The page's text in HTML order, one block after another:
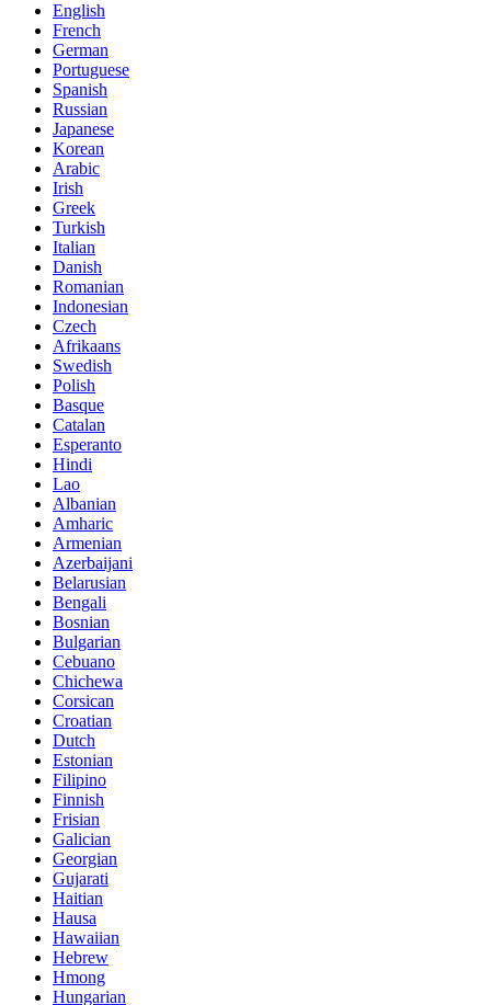
English
French
German
Portuguese
Spanish
Russian
Japanese
Korean
Arabic
Irish
Greek
Turkish
Italian
Danish
Romanian
Indonesian
Czech
Afrikaans
Swedish
Polish
Basque
Catalan
Esperanto
Hindi
Lao
Albanian
Amharic
Armenian
Azerbaijani
Belarusian
Bengali
Bosnian
Bulgarian
Cebuano
Chichewa
Corsican
Croatian
Dutch
Estonian
Filipino
Finnish
Frisian
Galician
Georgian
Gujarati
Haitian
Hausa
Hawaiian
Hebrew
Hmong
Hungarian